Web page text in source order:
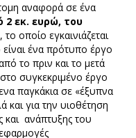
αναφορά σε ένα
2 εκ. ευρώ, του
, το οποίο εγκαινιάζεται
ένα πρότυπο έργο
το πριν και το μετά
συγκεκριμένο έργο
παγκάκια σε «έξυπνα
και για την υιοθέτηση
και ανάπτυξης του